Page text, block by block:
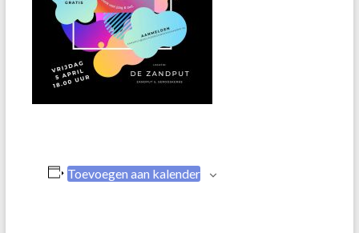
Toevoegen aan kalender